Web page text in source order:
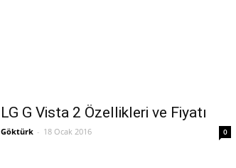
LG G Vista 2 Özellikleri ve Fiyatı
Göktürk - 18 Ocak 2016 0